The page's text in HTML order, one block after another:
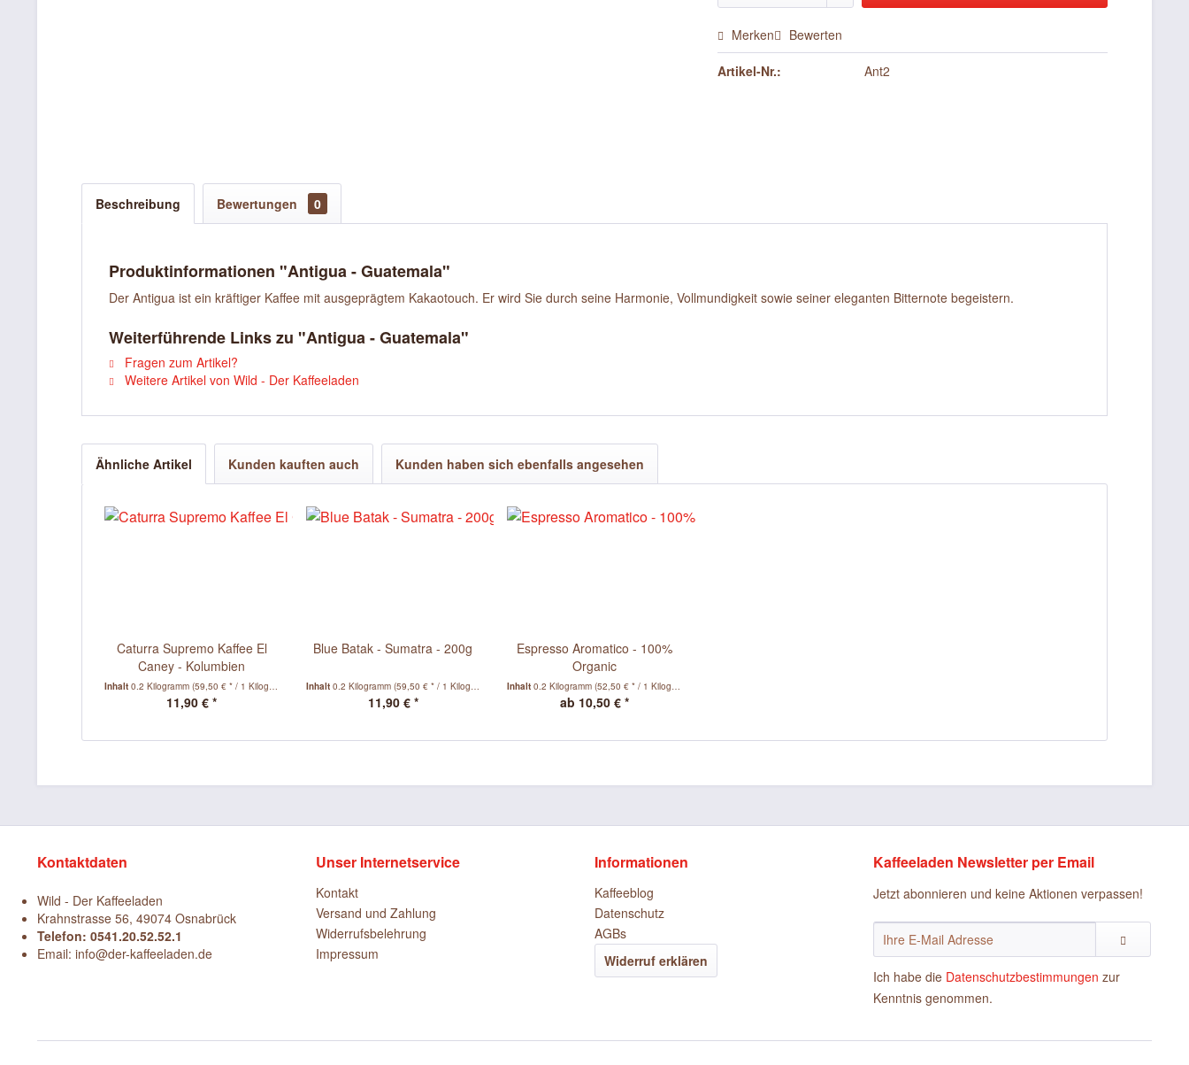
Merken Bewerten
Artikel-Nr.: Ant2
Beschreibung Bewertungen 0
Produktinformationen "Antigua - Guatemala"
Der Antigua ist ein kräftiger Kaffee mit ausgeprägtem Kakaotouch. Er wird Sie durch seine Harmonie, Vollmundigkeit sowie seiner eleganten Bitternote begeistern.
Weiterführende Links zu "Antigua - Guatemala"
Fragen zum Artikel?
Weitere Artikel von Wild - Der Kaffeeladen
Ähnliche Artikel Kunden kauften auch Kunden haben sich ebenfalls angesehen
Caturra Supremo Kaffee El
Caney - Kolumbien
Inhalt 0.2 Kilogramm (59,50 € * / 1 Kilogramm)
11,90 € *
Blue Batak - Sumatra - 200g
Inhalt 0.2 Kilogramm (59,50 € * / 1 Kilogramm)
11,90 € *
Espresso Aromatico - 100%
Organic
Inhalt0.2 Kilogramm(52,50 € * / 1 Kilogramm)
ab 10,50 € *
Kontaktdaten
Wild - Der Kaffeeladen
Krahnstrasse 56, 49074 Osnabrück
Telefon: 0541.20.52.52.1
Email: info@der-kaffeeladen.de
Unser Internetservice
Kontakt
Versand und Zahlung
Widerrufsbelehrung
Impressum
Informationen
Kaffeeblog
Datenschutz
AGBs
Widerruf erklären
Kaffeeladen Newsletter per Email
Jetzt abonnieren und keine Aktionen verpassen!
Ich habe die Datenschutzbestimmungen zur
Kenntnis genommen.